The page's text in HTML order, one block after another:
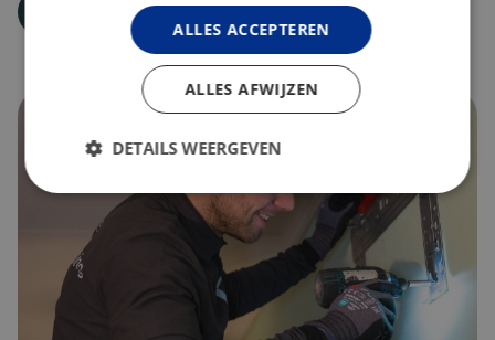
Vraag advies aan
ALLES ACCEPTEREN
ALLES AFWIJZEN
DETAILS WEERGEVEN